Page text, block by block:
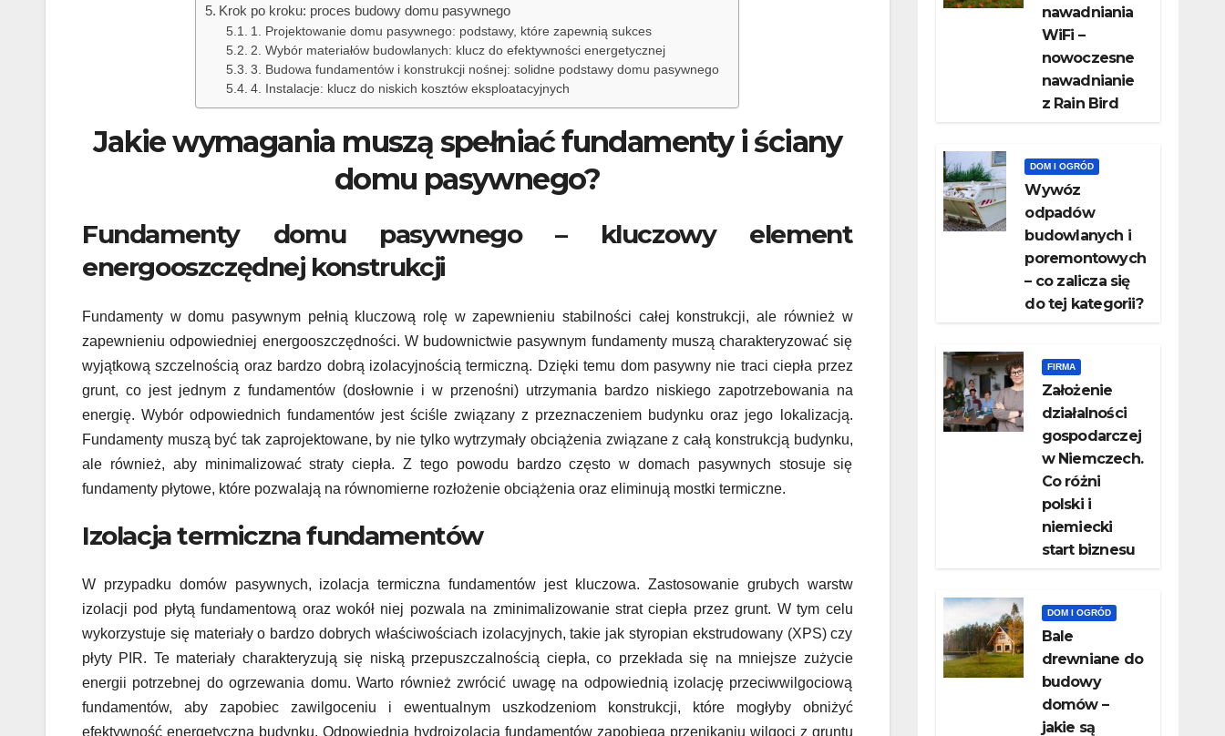
Krok po kroku: proces budowy domu pasywnego
1. Projektowanie domu pasywnego: podstawy, które zapewnią sukces
2. Wybór materiałów budowlanych: klucz do efektywności energetycznej
3. Budowa fundamentów i konstrukcji nośnej: solidne podstawy domu pasywnego
4. Instalacje: klucz do niskich kosztów eksploatacyjnych
Jakie wymagania muszą spełniać fundamenty i ściany
domu pasywnego?
Fundamenty domu pasywnego – kluczowy element
energooszczędnej konstrukcji
Fundamenty w domu pasywnym pełnią kluczową rolę w zapewnieniu stabilności całej konstrukcji, ale również w
zapewnieniu odpowiedniej energooszczędności. W budownictwie pasywnym fundamenty muszą charakteryzować się
wyjątkową szczelnością oraz bardzo dobrą izolacyjnością termiczną. Dzięki temu dom pasywny nie traci ciepła przez
grunt, co jest jednym z fundamentów (dosłownie i w przenośni) utrzymania bardzo niskiego zapotrzebowania na
energię. Wybór odpowiednich fundamentów jest ściśle związany z przeznaczeniem budynku oraz jego lokalizacją.
Fundamenty muszą być tak zaprojektowane, by nie tylko wytrzymały obciążenia związane z całą konstrukcją budynku,
ale również, aby minimalizować straty ciepła. Z tego powodu bardzo często w domach pasywnych stosuje się
fundamenty płytowe, które pozwalają na równomierne rozłożenie obciążenia oraz eliminują mostki termiczne.
Izolacja termiczna fundamentów
W przypadku domów pasywnych, izolacja termiczna fundamentów jest kluczowa. Zastosowanie grubych warstw
izolacji pod płytą fundamentową oraz wokół niej pozwala na zminimalizowanie strat ciepła przez grunt. W tym celu
wykorzystuje się materiały o bardzo dobrych właściwościach izolacyjnych, takie jak styropian ekstrudowany (XPS) czy
płyty PIR. Te materiały charakteryzują się niską przepuszczalnością ciepła, co przekłada się na mniejsze zużycie
energii potrzebnej do ogrzewania domu. Warto również zwrócić uwagę na odpowiednią izolację przeciwwilgociową
fundamentów, aby zapobiec zawilgoceniu i ewentualnym uszkodzeniom konstrukcji, które mogłyby obniżyć
efektywność energetyczną budynku. Odpowiednia hydroizolacja fundamentów zapobiega przenikaniu wilgoci z gruntu
nawadniania
WiFi –
nowoczesne
nawadnianie
z Rain Bird
DOM I OGRÓD
Wywóz
odpadów
budowlanych i
poremontowych
– co zalicza się
do tej kategorii?
FIRMA
Założenie
działalności
gospodarczej
w Niemczech.
Co różni
polski i
niemiecki
start biznesu
DOM I OGRÓD
Bale
drewniane do
budowy
domów –
jakie są